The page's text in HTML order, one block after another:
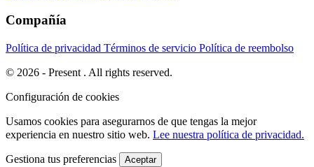
Compañía
Política de privacidad Términos de servicio Política de reembolso
© 2026 - Present . All rights reserved.
Configuración de cookies
Usamos cookies para asegurarnos de que tengas la mejor
experiencia en nuestro sitio web. Lee nuestra política de privacidad.
Gestiona tus preferencias Aceptar